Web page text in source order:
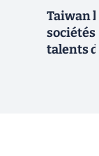
Taiwan
sociétés
talents